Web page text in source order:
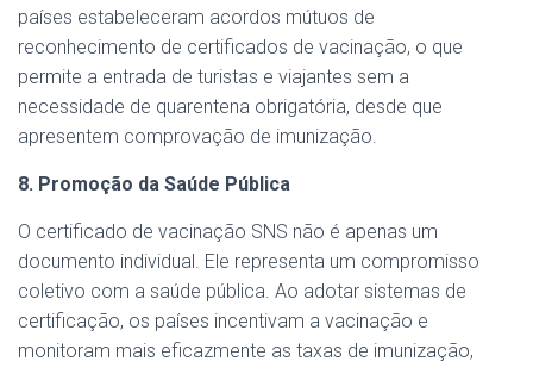
países estabeleceram acordos mútuos de
reconhecimento de certificados de vacinação, o que
permite a entrada de turistas e viajantes sem a
necessidade de quarentena obrigatória, desde que
apresentem comprovação de imunização.
8. Promoção da Saúde Pública
O certificado de vacinação SNS não é apenas um
documento individual. Ele representa um compromisso
coletivo com a saúde pública. Ao adotar sistemas de
certificação, os países incentivam a vacinação e
monitoram mais eficazmente as taxas de imunização,